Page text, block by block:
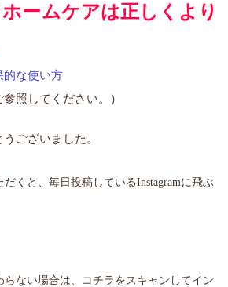
ームケアは正しくより
的な使い方
照してください。）
ございました。
くと、毎日投稿しているInstagramに飛ぶ
らない場合は、コチラをスキャンしてイン